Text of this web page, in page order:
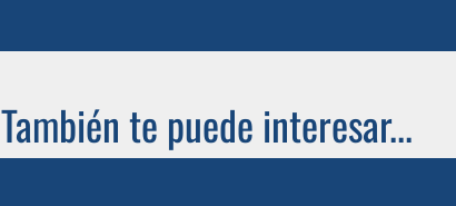
También te puede interesar...